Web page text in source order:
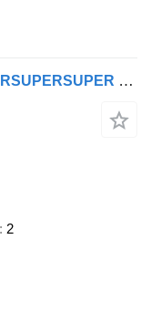
Kaiser Year / Annee 2011 xxx SUPERSUPERSUPER xxx
2